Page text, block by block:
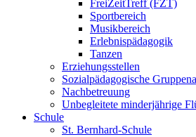
FreiZeitTreff (FZT)
Sportbereich
Musikbereich
Erlebnispädagogik
Tanzen
Erziehungsstellen
Sozialpädagogische
Nachbetreuung
Unbegleitete minderjährige
Schule
St. Bernhard-Schule